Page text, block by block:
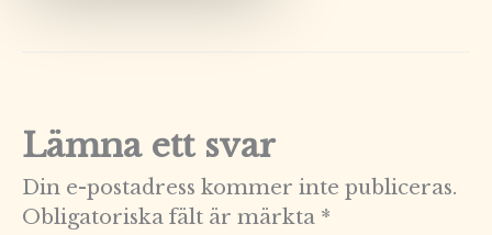
Lämna ett svar
Din e-postadress kommer inte publiceras.
Obligatoriska fält är märkta *